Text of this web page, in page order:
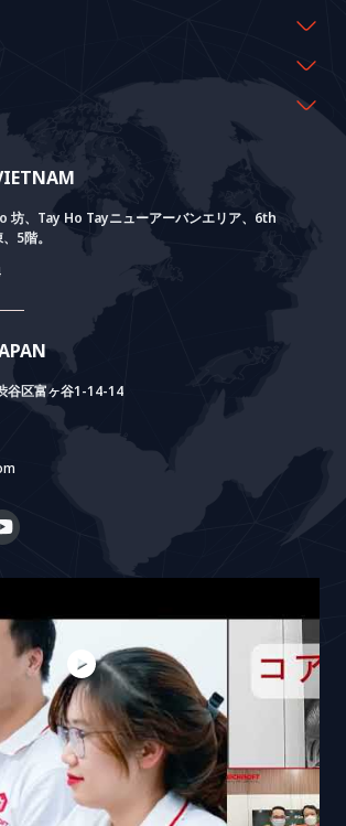
坊、Tay Ho Tayニューアーバンエリア、6th
5階。
谷区富ヶ谷1-14-14
ビナー